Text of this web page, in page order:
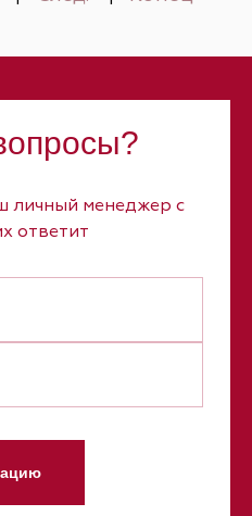
личный менеджер с
ответит